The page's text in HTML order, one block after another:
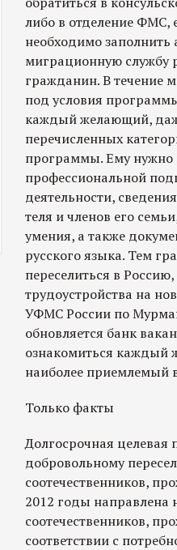
либо в отделение ФМС,
необходимо заполнить
миграционную службу
гражданин. В течение
под условия
каждый желающий,
перечисленных
программы. Ему нужно
профессиональной
деятельности,
теля и членов его
умения, а также
русского языка. Тем
переселиться в
трудоустройства на
УФМС России по
обновляется банк
ознакомиться каждый
наиболее приемлемый
Только факты
Долгосрочная целевая
добровольному
соотечественников,
2012 годы направлена
соотечественников,
соответствии с